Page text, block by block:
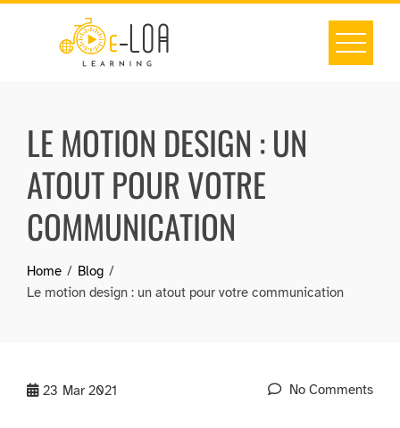
LE MOTION DESIGN : UN
ATOUT POUR VOTRE
COMMUNICATION
Home
Blog
Le motion design : un atout pour votre communication
23 Mar 2021 No Comments